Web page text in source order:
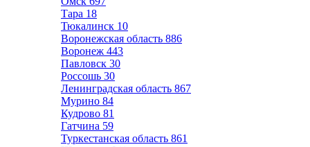
Тара 18
Тюкалинск 10
Воронежская область 886
Воронеж 443
Павловск 30
Россошь 30
Ленинградская область 867
Мурино 84
Кудрово 81
Гатчина 59
Туркестанская область 861